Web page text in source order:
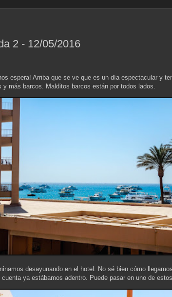
2 - 12/05/2016
espera! Arriba que se ve que es un día espectacular y
más barcos. Malditos barcos están por todos lados.
desayunando en el hotel. No sé bien cómo
ya estábamos adentro. Puede pasar en uno de